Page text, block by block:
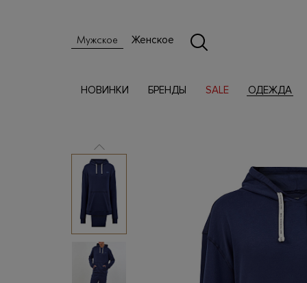
Мужское Женское
НОВИНКИ БРЕНДЫ SALE ОДЕЖДА